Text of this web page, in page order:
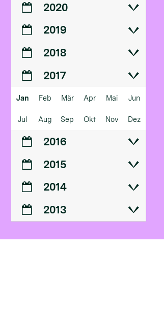
2020
2019
2018
2017
Jan Feb Mär Apr Mai Jun
Jul Aug Sep Okt Nov Dez
2016
2015
2014
2013